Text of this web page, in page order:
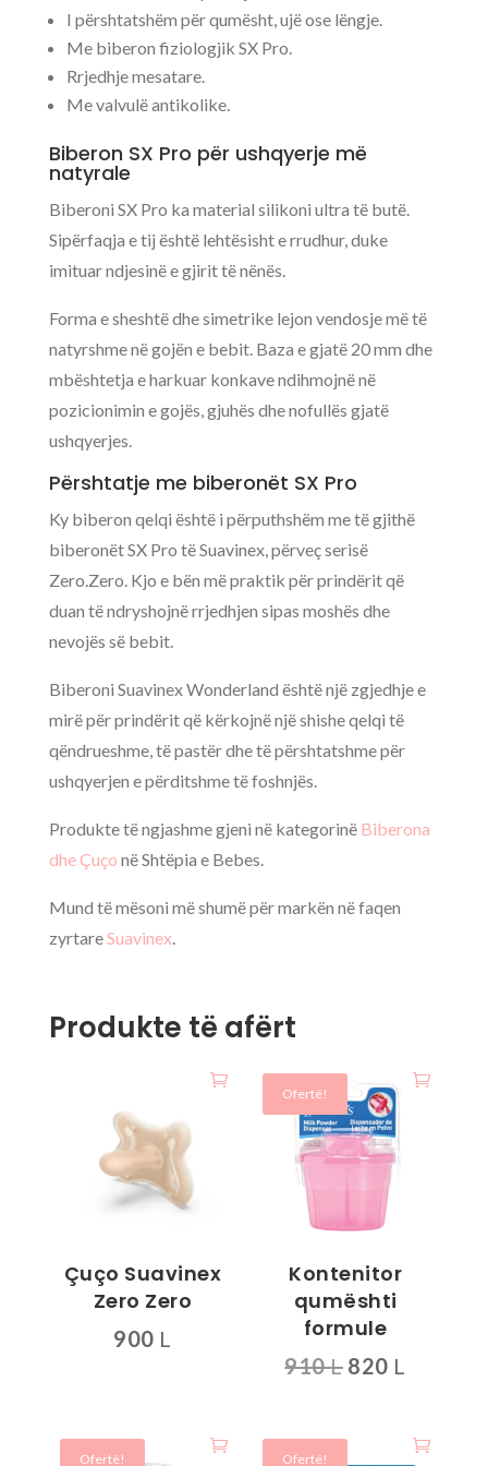
I përshtatshëm për qumësht, ujë ose lëngje.
Me biberon fiziologjik SX Pro.
Rrjedhje mesatare.
Me valvulë antikolike.
Biberon SX Pro për ushqyerje më
natyrale
Biberoni SX Pro ka material silikoni ultra të butë.
Sipërfaqja e tij është lehtësisht e rrudhur, duke
imituar ndjesinë e gjirit të nënës.
Forma e sheshtë dhe simetrike lejon vendosje më të
natyrshme në gojën e bebit. Baza e gjatë 20 mm dhe
mbështetja e harkuar konkave ndihmojnë në
pozicionimin e gojës, gjuhës dhe nofullës gjatë
ushqyerjes.
Përshtatje me biberonët SX Pro
Ky biberon qelqi është i përputhshëm me të gjithë
biberonët SX Pro të Suavinex, përveç serisë
Zero.Zero. Kjo e bën më praktik për prindërit që
duan të ndryshojnë rrjedhjen sipas moshës dhe
nevojës së bebit.
Biberoni Suavinex Wonderland është një zgjedhje e
mirë për prindërit që kërkojnë një shishe qelqi të
qëndrueshme, të pastër dhe të përshtatshme për
ushqyerjen e përditshme të foshnjës.
Produkte të ngjashme gjeni në kategorinë Biberona
dhe Çuço në Shtëpia e Bebes.
Mund të mësoni më shumë për markën në faqen
zyrtareSuavinex.
Produkte të afërt
Çuço Suavinex
Zero Zero
900 L
Ofertë!
Kontenitor
qumështi
formule
910L Çmimi
910 L.
820 L
është:
Ofertë! Ofertë!